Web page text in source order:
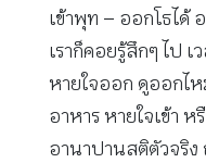
เข้าพุท – ออกโธได้
เราก็คอยรู้สึกๆ ไป เ
หายใจออก ดูออกไห
อาหาร หายใจเข้า
อานาปานสติตัวจริง